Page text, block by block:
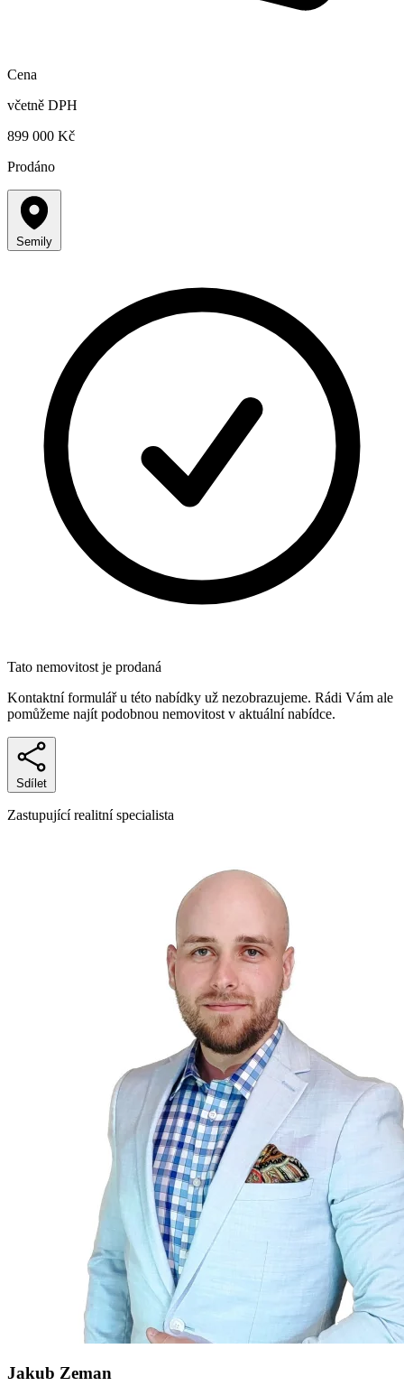
Cena
včetně DPH
899 000 Kč
Prodáno
Semily
Tato nemovitost je prodaná
Kontaktní formulář u této nabídky už nezobrazujeme. Rádi Vám ale
pomůžeme najít podobnou nemovitost v aktuální nabídce.
Sdílet
Zastupující realitní specialista
Jakub Zeman